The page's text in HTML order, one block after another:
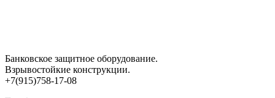
Банковское защитное оборудование.
Взрывостойкие конструкции.
+7(915)758-17-08